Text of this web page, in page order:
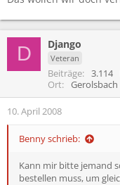
D Django
Veteran
Beiträge 3.114
Ort
Gerolsbach
10. April 2008
Benny schrieb:
Kann mir bitte jemand
bestellen muss, um